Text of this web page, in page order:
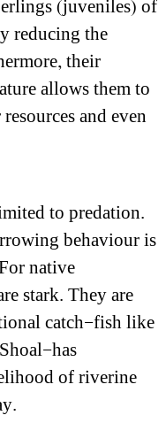
(juveniles) of
reducing the
their
allows them to
and even
to predation.
behaviour is
native
stark. They are
catch—fish like
of riverine